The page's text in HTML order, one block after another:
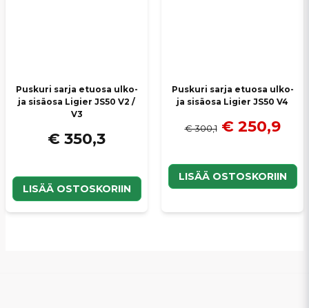
Puskuri sarja etuosa ulko-
ja sisäosa Ligier JS50 V2 /
V3
€ 350,3
LISÄÄ OSTOSKORIIN
Puskuri sarja etuosa ulko-
ja sisäosa Ligier JS50 V4
€ 300,1 € 250,9
LISÄÄ OSTOSKORIIN